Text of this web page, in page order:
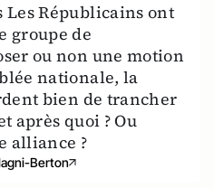
Les Républicains ont
groupe de
ou non une motion
nationale, la
bien de trancher
après quoi ? Ou
alliance ?
Berton